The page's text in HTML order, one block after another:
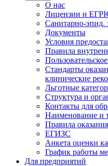
О нас
Лицензии и
Санитарно-эпид.
Документы
Условия
Правила
Стандарты
клинические
Льготные
Структура и
Контакты для
Наименование и
Правила
ЕГИЗС
Анкета оценки
График работы
Для предприятий